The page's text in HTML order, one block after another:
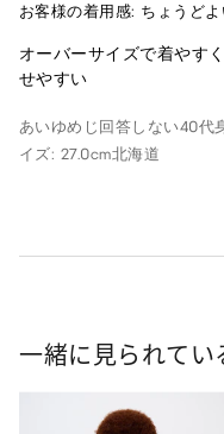
お客様の着用感: ちょうどよ
オーバーサイズで着やす
せやすい
あいゆめじ 回答しない40代
イズ: 27.0cm北海道
一緒に見られてい